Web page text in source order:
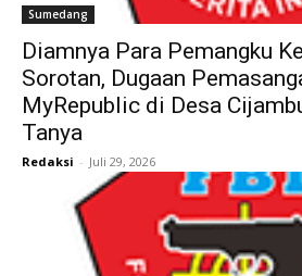
Sumedang
Diamnya Para Pemangku
Sorotan, Dugaan
MyRepublic di Desa
Tanya
Redaksi - Juli 29, 2026